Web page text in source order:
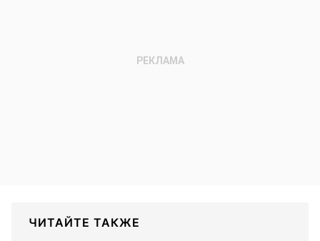
ЧИТАЙТЕ ТАКЖЕ